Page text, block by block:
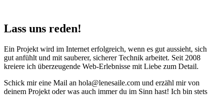
Lass uns reden!
Ein Projekt wird im Internet erfolgreich, wenn es gut aussieht, sich
gut anfühlt und mit sauberer, sicherer Technik arbeitet. Seit 2008
kreiere ich überzeugende Web-Erlebnisse mit Liebe zum Detail.
Schick mir eine Mail an hola@lenesaile.com und erzähl mir von
deinem Projekt oder was auch immer du im Sinn hast! Ich bin stets